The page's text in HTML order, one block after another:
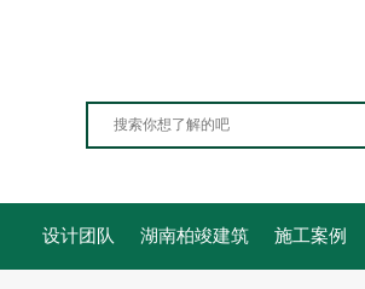
设计团队 湖南柏竣建筑 施工案例